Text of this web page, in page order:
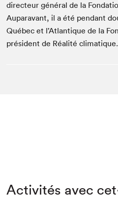
directeur général de la
Auparavant, il a été pendant
Québec et l’Atlantique de la
président de Réalité
Activités avec